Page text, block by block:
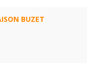
BUZET